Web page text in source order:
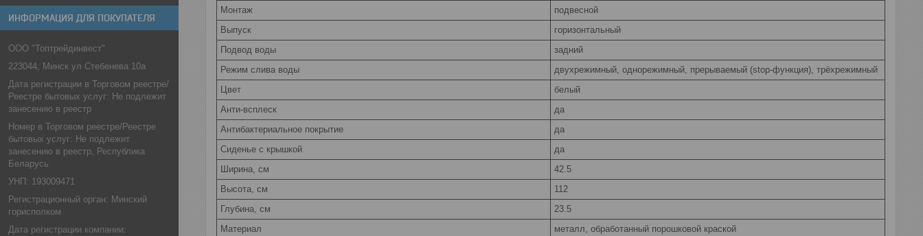
ИНФОРМАЦИЯ ДЛЯ ПОКУПАТЕЛЯ
ООО "Топтрейдинвест"
223044, Минск ул Стебенева 10а
Дата регистрации в Торговом реестре/
Реестре бытовых услуг: Не подлежит
занесению в реестр
Номер в Торговом реестре/Реестре
бытовых услуг: Не подлежит
занесению в реестр, Республика
Беларусь
УНП: 193009471
Регистрационный орган: Минский
горисполком
Дата регистрации компании:
Монтаж
подвесной
Выпуск
горизонтальный
Подвод воды
задний
Режим слива воды
двухрежимный, однорежимный, прерываемый (stop-функция), трёхрежимный
Цвет
белый
Анти-всплеск
да
Антибактериальное покрытие
да
Сиденье c крышкой
да
Ширина, см
42.5
Высота, см
112
Глубина, см
23.5
Материал
металл, обработанный порошковой краской